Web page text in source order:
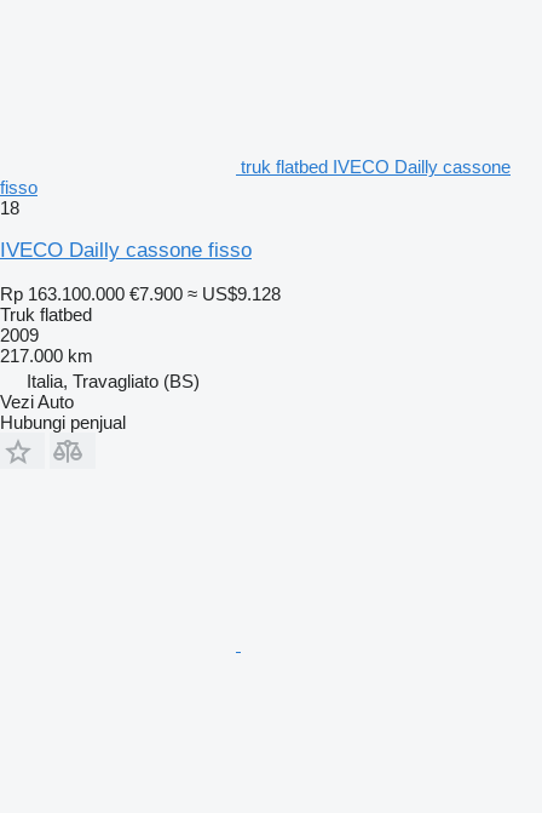
truk flatbed IVECO Dailly cassone
fisso
18
IVECO Dailly cassone fisso
Rp 163.100.000 €7.900 ≈ US$9.128
Truk flatbed
2009
217.000 km
Italia, Travagliato (BS)
Vezi Auto
Hubungi penjual